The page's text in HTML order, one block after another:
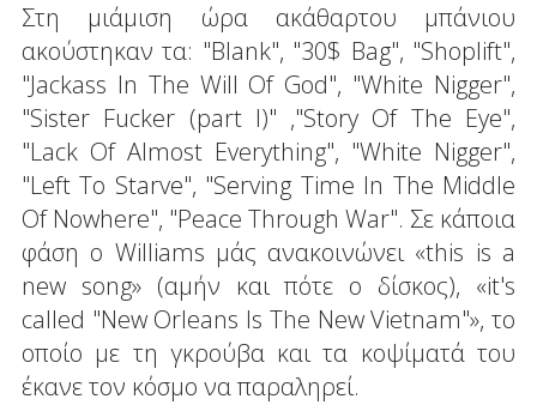
Στη μιάμιση ώρα ακάθαρτου μπάνιου
ακούστηκαν τα: "Blank", "30$ Bag", "Shoplift",
"Jackass In The Will Of God", "White Nigger",
"Sister Fucker (part I)" ,"Story Of The Eye",
"Lack Of Almost Everything", "White Nigger",
"Left To Starve", "Serving Time In The Middle
Of Nowhere", "Peace Thrοugh War". Σε κάποια
φάση ο Williams μάς ανακοινώνει «this is a
new song» (αμήν και πότε ο δίσκος), «it's
called "New Orleans Is The New Vietnam"», το
οποίο με τη γκρούβα και τα κοψίματά του
έκανε τον κόσμο να παραληρεί.